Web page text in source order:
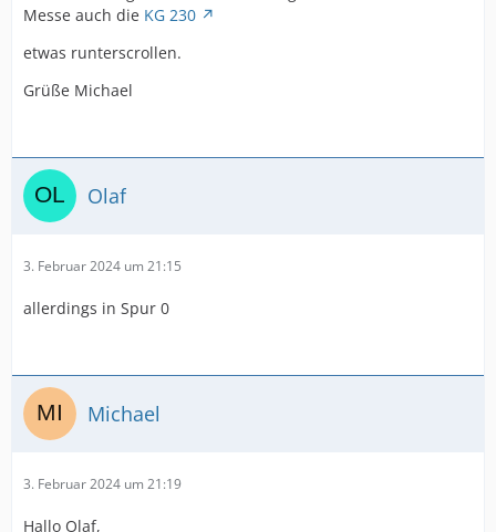
Messe auch die KG 230
etwas runterscrollen.
Grüße Michael
Olaf
3. Februar 2024 um 21:15
allerdings in Spur 0
Michael
3. Februar 2024 um 21:19
Hallo Olaf,